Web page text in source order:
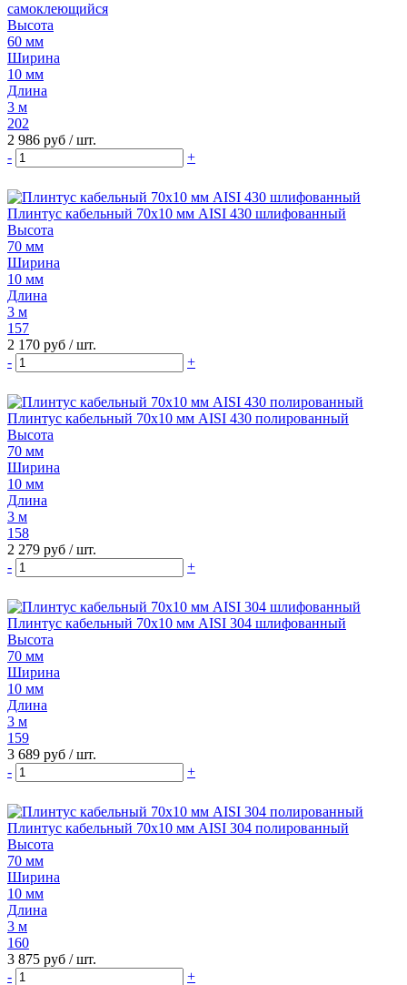
самоклеющийся
Высота
60 мм
Ширина
10 мм
Длина
3 м
202
2 986 руб / шт.
-
+
Плинтус кабельный 70х10 мм AISI 430 шлифованный
Высота
70 мм
Ширина
10 мм
Длина
3 м
157
2 170 руб / шт.
-
+
Плинтус кабельный 70х10 мм AISI 430 полированный
Высота
70 мм
Ширина
10 мм
Длина
3 м
158
2 279 руб / шт.
-
+
Плинтус кабельный 70х10 мм AISI 304 шлифованный
Высота
70 мм
Ширина
10 мм
Длина
3 м
159
3 689 руб / шт.
-
+
Плинтус кабельный 70х10 мм AISI 304 полированный
Высота
70 мм
Ширина
10 мм
Длина
3 м
160
3 875 руб / шт.
-
+